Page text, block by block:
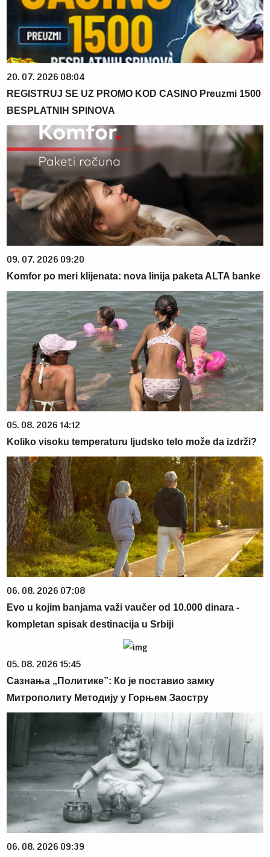
20. 07. 2026 08:04
REGISTRUJ SE UZ PROMO KOD CASINO Preuzmi 1500
BESPLATNIH SPINOVA
09. 07. 2026 09:20
Komfor po meri klijenata: nova linija paketa ALTA banke
05. 08. 2026 14:12
Koliko visoku temperaturu ljudsko telo može da izdrži?
06. 08. 2026 07:08
Evo u kojim banjama važi vaučer od 10.000 dinara -
kompletan spisak destinacija u Srbiji
05. 08. 2026 15:45
Сазнања „Политике”: Ко је поставио замку
Митрополиту Методију у Горњем Заостру
06. 08. 2026 09:39